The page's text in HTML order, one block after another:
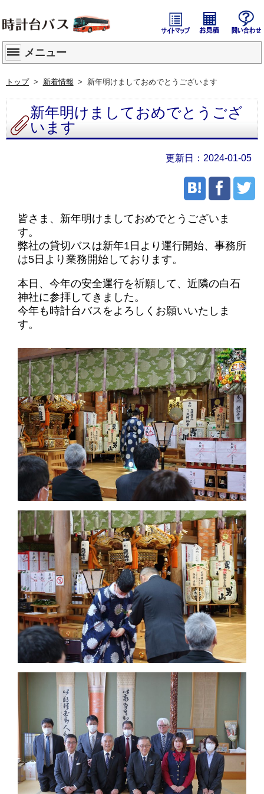
貸切バス
サイトマップ
メニュー
トップ 新着情報 新年明けましておめでとうございます
新年明けましておめでとうござ
います
2024-01-05
皆さま、新年明けましておめでとうございま
す。
弊社の貸切バスは新年1日より運行開始、事務所
は5日より業務開始しております。
本日、今年の安全運行を祈願して、近隣の白石
神社に参拝してきました。
今年も時計台バスをよろしくお願いいたしま
す。